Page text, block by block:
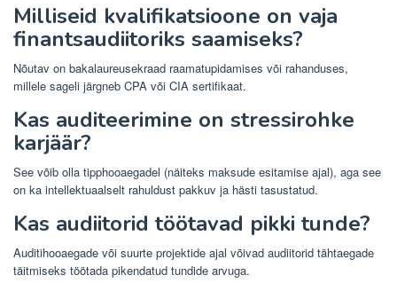
Milliseid kvalifikatsioone on vaja
finantsaudiitoriks saamiseks?
Nõutav on bakalaureusekraad raamatupidamises või rahanduses,
millele sageli järgneb CPA või CIA sertifikaat.
Kas auditeerimine on stressirohke
karjäär?
See võib olla tipphooaegadel (näiteks maksude esitamise ajal), aga see
on ka intellektuaalselt rahuldust pakkuv ja hästi tasustatud.
Kas audiitorid töötavad pikki tunde?
Auditihooaegade või suurte projektide ajal võivad audiitorid tähtaegade
täitmiseks töötada pikendatud tundide arvuga.